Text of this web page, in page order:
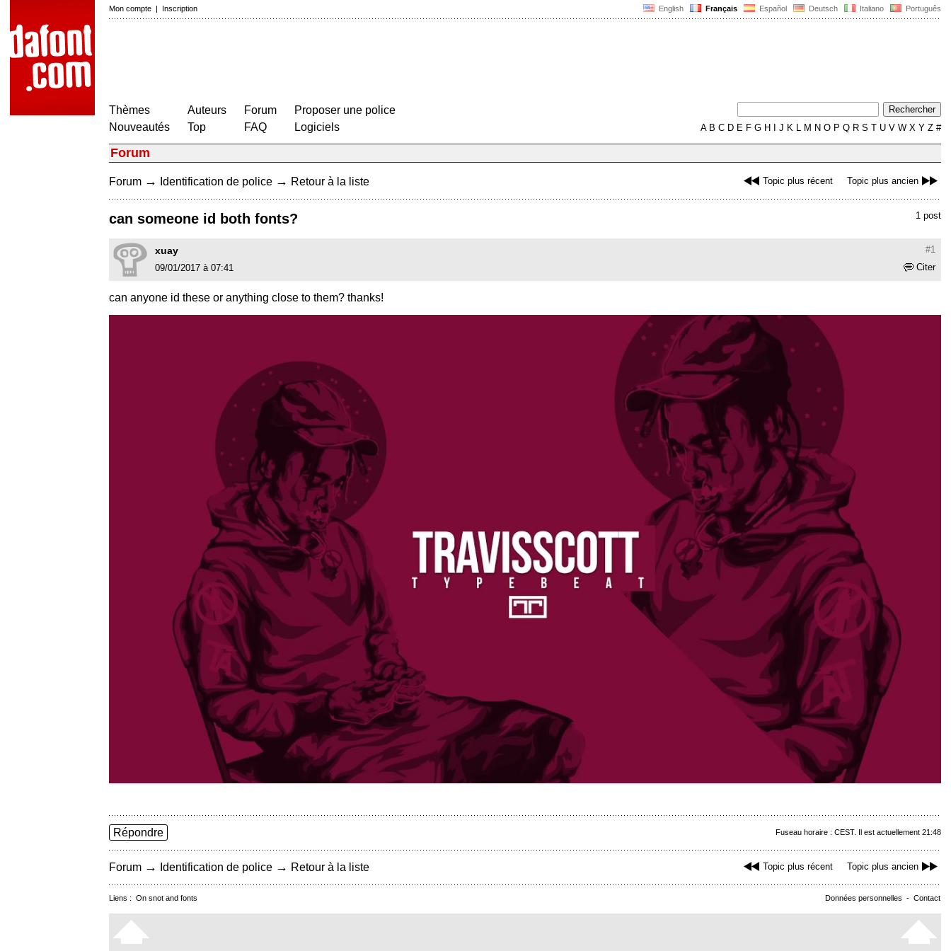
English Français Español Deutsch Italiano Português
Mon compte | Inscription
Thèmes
Nouveautés
Auteurs
Top
Forum
FAQ
Proposer une police
Logiciels
AB C D E F G H J K L M N O P Q R S T U V W X Y Z #
Forum
Topic plus récent Topic plus ancien
Forum → Identification de police → Retour à la liste
1 post
can someone id both fonts?
#1
xuay
Citer
09/01/2017 à 07:41
can anyone id these or anything close to them? thanks!
Fuseau horaire : CEST. Il est actuellement 21:48
Répondre
Topic plus récent Topic plus ancien
Forum → Identification de police → Retour à la liste
Données personnelles - Contact
Liens : On snot and fonts